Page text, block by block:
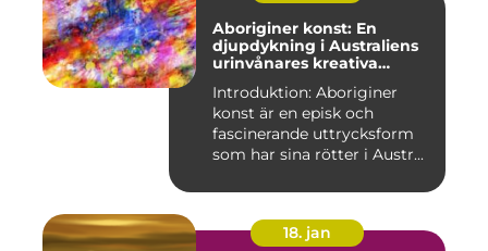
Aboriginer konst: En
djupdykning i Australiens
urinvånares kreativa
Introduktion: Aboriginer
konst är en episk och
fascinerande uttrycksform
som har sina rötter i Austr...
18. jan